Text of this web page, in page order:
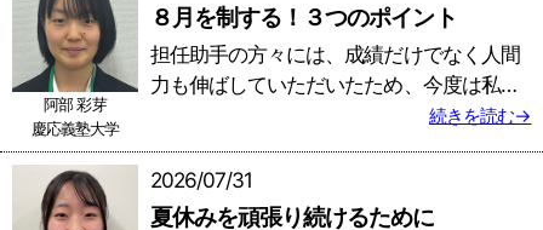
る気がなくなったときには東進コンテンツ
を使ったり担任助手に相談したりしてくだ
さい。私たちも全力でサポートするので一
緒に第一志望合格に向けて頑張りましょ
阿部 彩芽
慶応義塾大学
８月を制する！３つのポイント
担任助手の方々には、成績だけでなく人間
力も伸ばしていただいたため、今度は私が
生徒の受験の先まで意識して、成長を温か
合える有意義なチームミーティングを目指
します。自分の経験を活かしつつ一緒に試
続きを読む→
2026/07/31
夏休みを頑張り続けるために